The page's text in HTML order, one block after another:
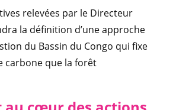
relevées par le Directeur
la définition d’une approche
du Bassin du Congo qui fixe
carbone que la forêt